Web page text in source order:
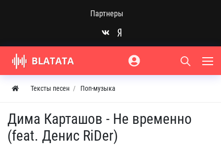
Партнеры
Тексты песен Поп-музыка
Дима Карташов - Не временно
(feat. Денис RiDer)